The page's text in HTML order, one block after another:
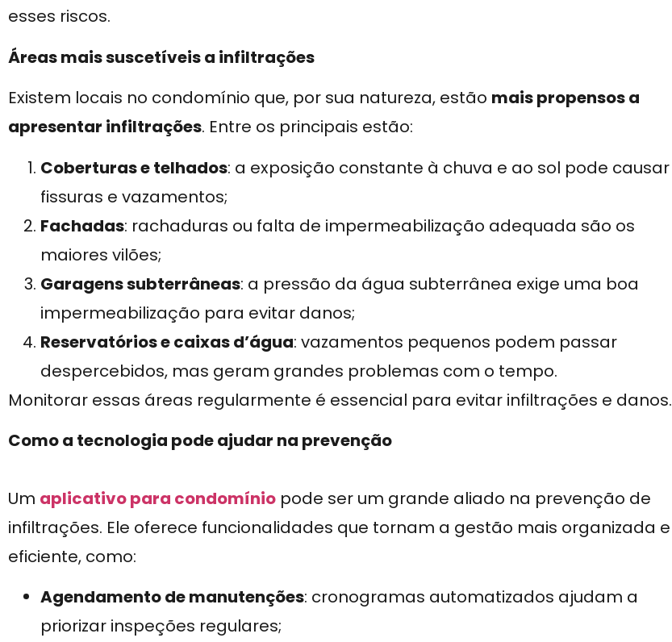
esses riscos.
Áreas mais suscetíveis a infiltrações
Existem locais no condomínio que, por sua natureza, estão mais propensos a
apresentar infiltrações. Entre os principais estão:
Coberturas e telhados: a exposição constante à chuva e ao sol pode causar
fissuras e vazamentos;
Fachadas: rachaduras ou falta de impermeabilização adequada são os
maiores vilões;
Garagens subterrâneas: a pressão da água subterrânea exige uma boa
impermeabilização para evitar danos;
Reservatórios e caixas d’água: vazamentos pequenos podem passar
despercebidos, mas geram grandes problemas com o tempo.
Monitorar essas áreas regularmente é essencial para evitar infiltrações e danos.
Como a tecnologia pode ajudar na prevenção
Um aplicativo para condomínio pode ser um grande aliado na prevenção de
infiltrações. Ele oferece funcionalidades que tornam a gestão mais organizada e
eficiente, como:
Agendamento de manutenções: cronogramas automatizados ajudam a
priorizar inspeções regulares;